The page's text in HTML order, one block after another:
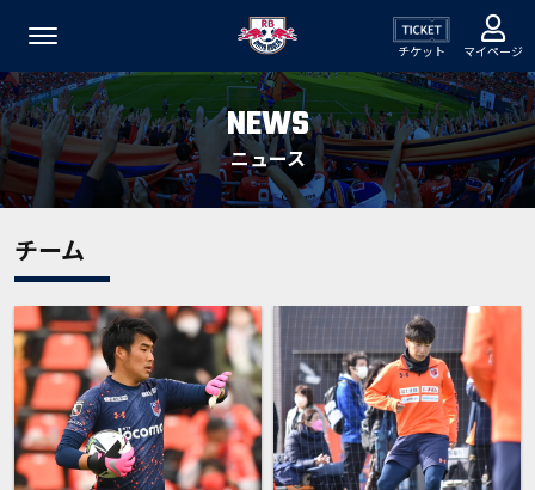
チケット マイページ
NEWS
ニュース
チーム